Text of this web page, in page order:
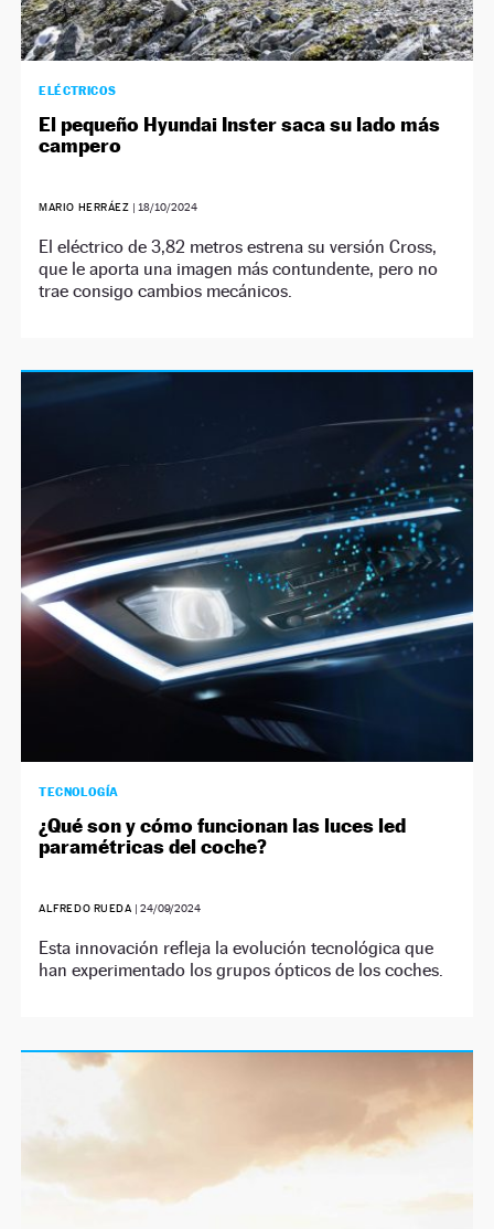
ELÉCTRICOS
El pequeño Hyundai Inster saca su lado más
campero
MARIO HERRÁEZ | 18/10/2024
El eléctrico de 3,82 metros estrena su versión Cross,
que le aporta una imagen más contundente, pero no
trae consigo cambios mecánicos.
TECNOLOGÍA
¿Qué son y cómo funcionan las luces led
paramétricas del coche?
ALFREDO RUEDA |24/09/2024
Esta innovación refleja la evolución tecnológica que
han experimentado los grupos ópticos de los coches.